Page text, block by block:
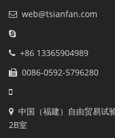
web@tsianfan.com
+86 13365904989
0086-0592-5796280
中国（福建）自由贸易试
2B室